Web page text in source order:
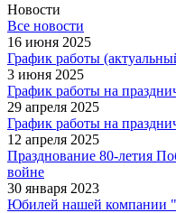
Новости
Все новости
16 июня 2025
График работы
3 июня 2025
График работы на
29 апреля 2025
График работы на
12 апреля 2025
Празднование 80-летия
войне
30 января 2023
Юбилей нашей компании